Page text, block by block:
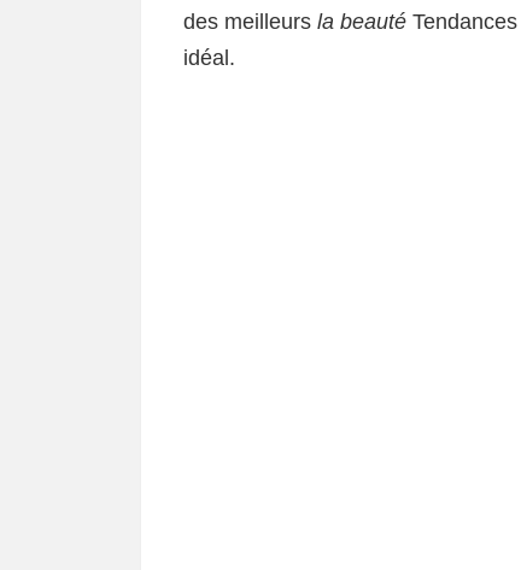
des meilleurs la beauté
idéal.